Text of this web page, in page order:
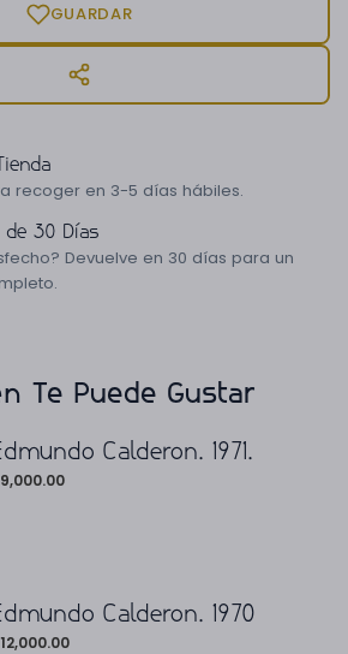
GUARDAR
recoger en 3-5 días hábiles.
de 30 Días
Devuelve en 30 días para un
Te Puede Gustar
Calderon. 1971.
9,000.00
Calderon. 1970
12,000.00